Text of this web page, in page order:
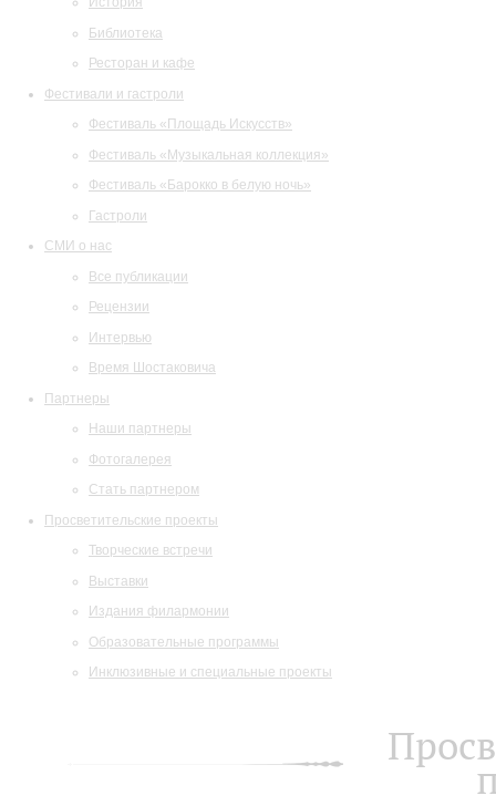
Библиотека
Ресторан и кафе
Фестивали и гастроли
Фестиваль «Площадь Искусств»
Фестиваль «Музыкальная коллекция»
Фестиваль «Барокко в белую ночь»
Гастроли
СМИ о нас
Все публикации
Рецензии
Интервью
Время Шостаковича
Партнеры
Наши партнеры
Фотогалерея
Стать партнером
Просветительские проекты
Творческие встречи
Выставки
Издания филармонии
Образовательные программы
Инклюзивные и специальные проекты